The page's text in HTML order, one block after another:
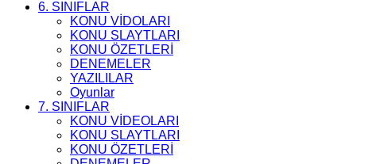
6. SINIFLAR
KONU VİDOLARI
KONU SLAYTLARI
KONU ÖZETLERİ
DENEMELER
YAZILILAR
Oyunlar
7. SINIFLAR
KONU VİDEOLARI
KONU SLAYTLARI
KONU ÖZETLERİ